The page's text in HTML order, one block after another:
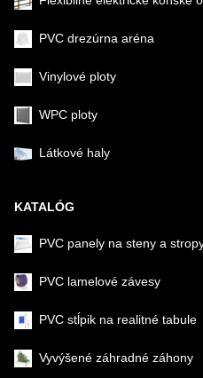
PVC drezúrna aréna
Vinylové ploty
WPC ploty
Látkové haly
KATALÓG
PVC panely na steny a
PVC lamelové závesy
PVC stĺpik na realitné tabule
Vyvýšené záhradné záhony